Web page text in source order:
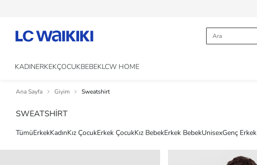
KADINERKEKÇOCUKBEBEKLCW HOME
Ana Sayfa Giyim Sweatshirt
SWEATSHİRT
TümüErkekKadınKız ÇocukErkek ÇocukKız BebekErkek BebekUnisexGenç Erkek